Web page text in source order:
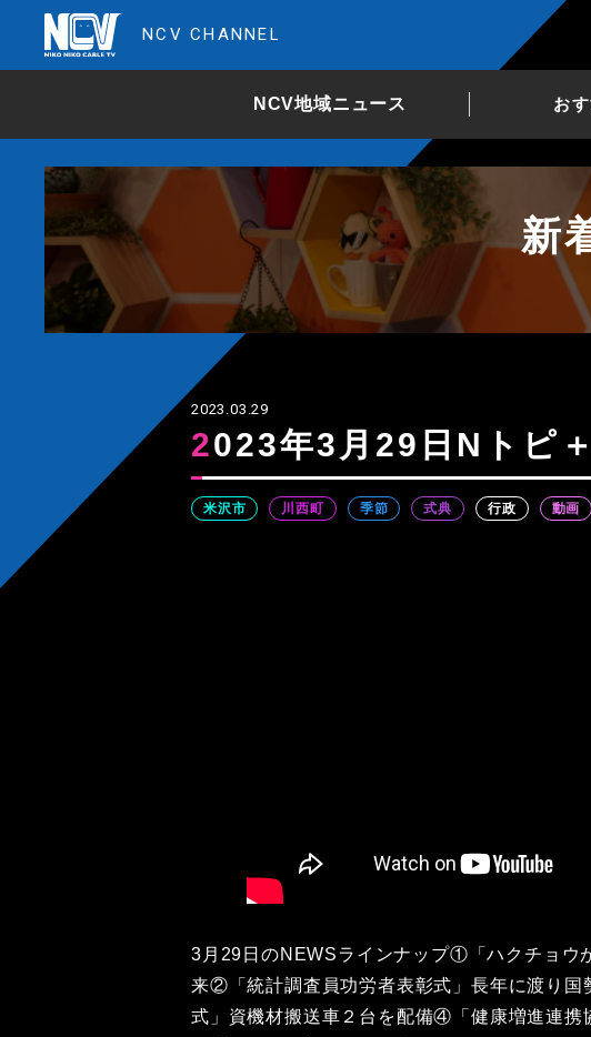
NCV CHANNEL
NCV地域ニュース お
新
2023.03.29
2023年3月29日Nトピ
米沢市 川西町 季節 式典 行政 動画
3月29日のNEWSラインナップ①「ハクチョウ
来②「統計調査員功労者表彰式」長年に渡り
式」資機材搬送車２台を配備④「健康増進連携